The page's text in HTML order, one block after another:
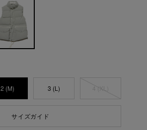
2 (M) 3 (L)
サイズガイド